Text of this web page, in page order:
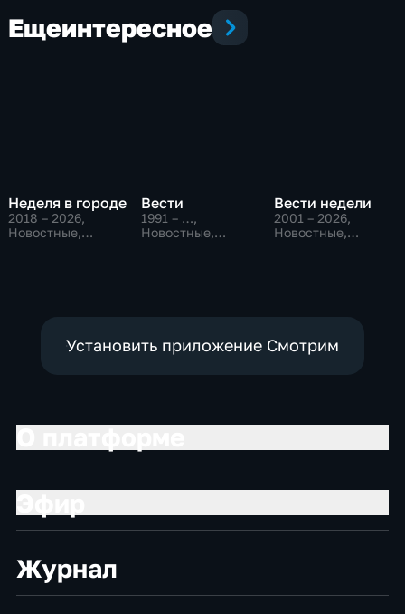
Ещеинтересное
Неделя в городе
2018 – 2026,
Новостные,
Вести
1991 – …,
Новостные,
Вести недели
2001 – 2026,
Новостные,
Установить приложение Смотрим
Журнал